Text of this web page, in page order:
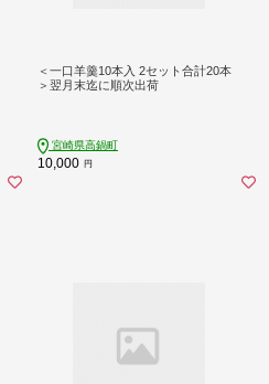
＜一口羊羹10本入 2セット合計20本
＞翌月末迄に順次出荷
宮崎県高鍋町
10,000 円